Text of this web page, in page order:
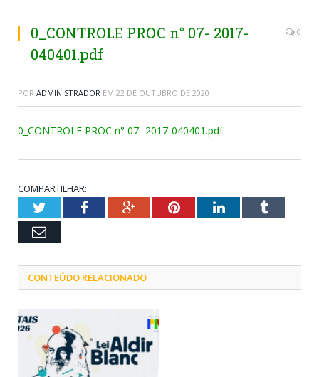
0_CONTROLE PROC n° 07- 2017-
040401.pdf
0
POR ADMINISTRADOR EM 22 DE OUTUBRO DE 2020
0_CONTROLE PROC n° 07- 2017-040401.pdf
COMPARTILHAR:
TwitterFacebookGoogle+PinterestLinkedInTumblr
Email
CONTEÚDO RELACIONADO